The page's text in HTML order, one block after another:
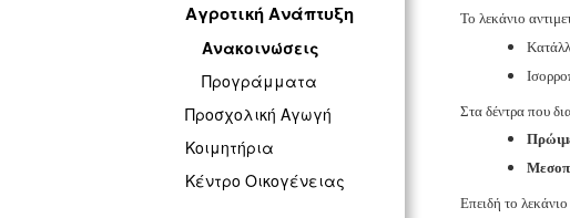
Αγροτική Ανάπτυξη
Ανακοινώσεις
Προγράμματα
Προσχολική Αγωγή
Κοιμητήρια
Κέντρο Οικογένειας
Το λεκάνιο
Ισορρο
Στα δέντρα που
Επειδή το